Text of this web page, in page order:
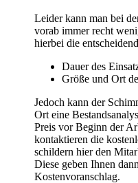
Leider kann man bei
vorab immer recht
hierbei die
Dauer des
Größe und Ort
Jedoch kann der
Ort eine
Preis vor Beginn der
kontaktieren die
schildern hier den
Diese geben Ihnen
Kostenvoranschlag.